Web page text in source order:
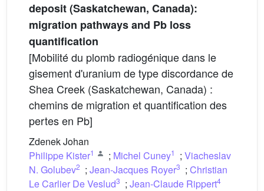
deposit (Saskatchewan, Canada):
migration pathways and Pb loss
quantification
[Mobilité du plomb radiogénique dans le
gisement d'uranium de type discordance de
Shea Creek (Saskatchewan, Canada) :
chemins de migration et quantification des
pertes en Pb]
Zdenek Johan
Philippe Kister1 ; Michel Cuney1 ; Viacheslav
N. Golubev2 ; Jean-Jacques Royer3 ; Christian
Le Carlier De Veslud3 ; Jean-Claude Rippert4